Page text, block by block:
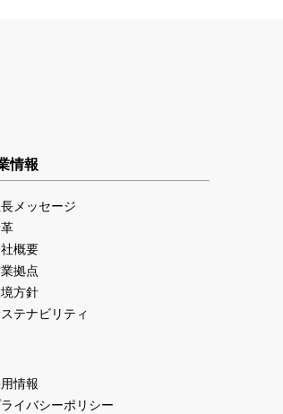
情報
メッセージ
概要
拠点
方針
テナビリティ
情報
イバシーポリシー